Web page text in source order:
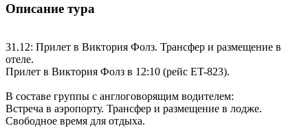
Описание тура
31.12: Прилет в Виктория Фолз. Трансфер и размещение в
отеле.
Прилет в Виктория Фолз в 12:10 (рейс ET-823).
В составе группы с англоговорящим водителем:
Встреча в аэропорту. Трансфер и размещение в лодже.
Свободное время для отдыха.